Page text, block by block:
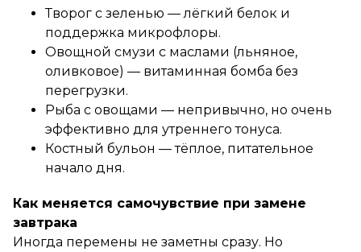
Творог с зеленью — лёгкий белок и
поддержка микрофлоры.
Овощной смузи с маслами (льняное,
оливковое) — витаминная бомба без
перегрузки.
Рыба с овощами — непривычно, но очень
эффективно для утреннего тонуса.
Костный бульон — тёплое, питательное
начало дня.
Как меняется самочувствие при замене
завтрака
Иногда перемены не заметны сразу. Но